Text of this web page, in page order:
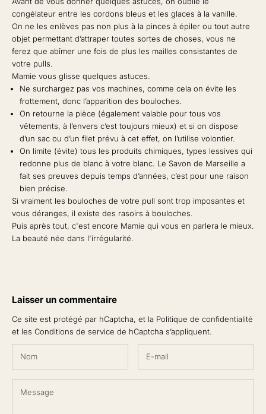
congélateur entre les cordons bleus et les glaces à la vanille.
On ne les enlèves pas non plus à la pinces à épiler ou tout autre
objet permettant d’attraper toutes sortes de choses, vous ne
ferez que abîmer une fois de plus les mailles consistantes de
votre pulls.
Mamie vous glisse quelques astuces.
Ne surchargez pas vos machines, comme cela on évite les
frottement, donc l’apparition des bouloches.
On retourne la pièce (également valable pour tous vos
vêtements, à l’envers c’est toujours mieux) et si on dispose
d’un sac ou d’un filet prévu à cet effet, on l’utilise volontier.
On limite (évite) tous les produits chimiques, types lessives qui
redonne plus de blanc à votre blanc. Le Savon de Marseille a
fait ses preuves depuis temps d’années, c’est pour une raison
bien précise.
Si vraiment les bouloches de votre pull sont trop imposantes et
vous déranges, il existe des rasoirs à bouloches.
Puis après tout, c'est encore Mamie qui vous en parlera le mieux.
La beauté née dans l'irrégularité.
Laisser un commentaire
Ce site est protégé par hCaptcha, et la Politique de confidentialité
et les Conditions de service de hCaptcha s’appliquent.